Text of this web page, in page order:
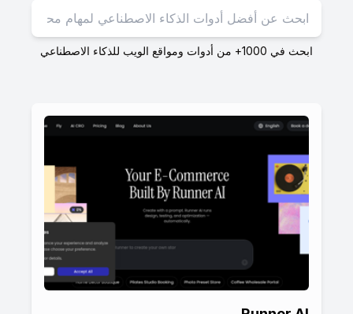
ابحث في 1000+ من أدوات ومواقع الويب للذكاء الاصطناعي